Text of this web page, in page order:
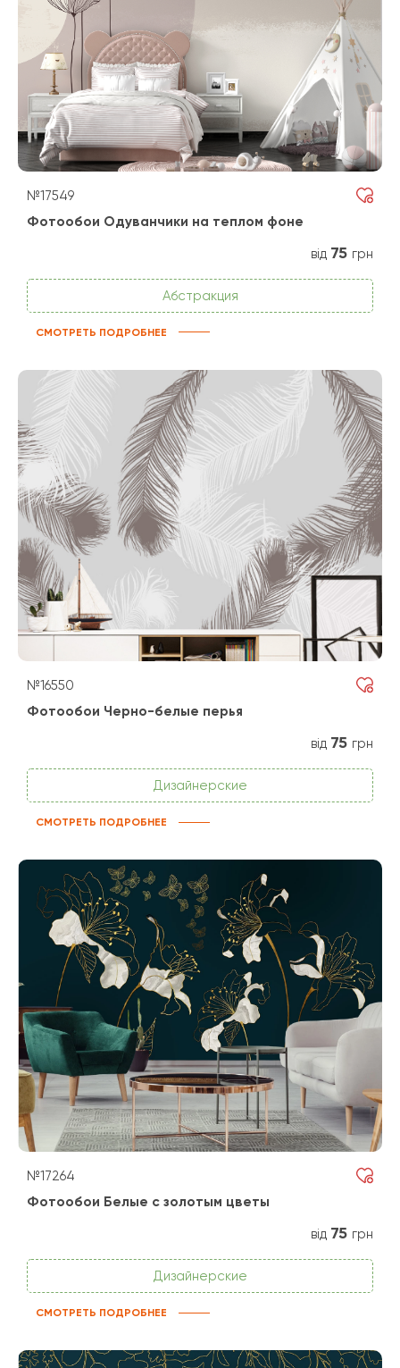
№17549
Фотообои Одуванчики на теплом фоне
від 75 грн
Абстракция
СМОТРЕТЬ ПОДРОБНЕЕ
№16550
Фотообои Черно-белые перья
від 75 грн
Дизайнерские
СМОТРЕТЬ ПОДРОБНЕЕ
№17264
Фотообои Белые с золотым цветы
від 75 грн
Дизайнерские
СМОТРЕТЬ ПОДРОБНЕЕ